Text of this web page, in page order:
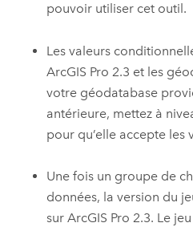
pouvoir utiliser cet outil.
Les valeurs
ArcGIS Pro 2.3 et les
votre géodatabase
antérieure, mettez à
pour qu’elle accepte les
Une fois un groupe de
données, la version du
surArcGIS Pro 2.3. Le